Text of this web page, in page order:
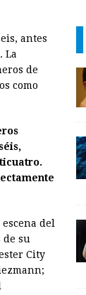
antes
La
de
como
del
de su
City